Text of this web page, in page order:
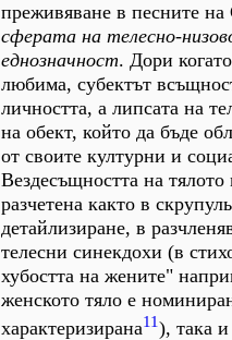
преживяване в песните на
сферата на телесно-
еднозначност. Дори
любима, субектът
личността, а липсата на
на обект, който да бъде
от своите културни и
Вездесъщността на
разчетена както в
детайлизиране, в
телесни синекдохи (в
хубостта на жените"
женското тяло е
характеризирана11), така